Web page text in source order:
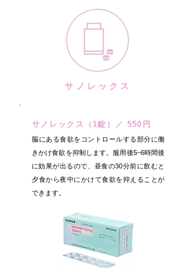
サノレックス
​サノレックス（1錠）／ 550円
脳にある食欲をコントロールする部分に働
きかけ食欲を抑制します。服用後5~6時間後
に効果が出るので、昼食の30分前に飲むと
夕食から夜中にかけて食欲を抑えることが
できます。